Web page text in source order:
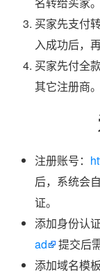
买家先支付
入成功后，
买家先付全
其它注册商。
注册账号：
后，系统会
证。
添加身份认证
ad
提交后
添加域名模板